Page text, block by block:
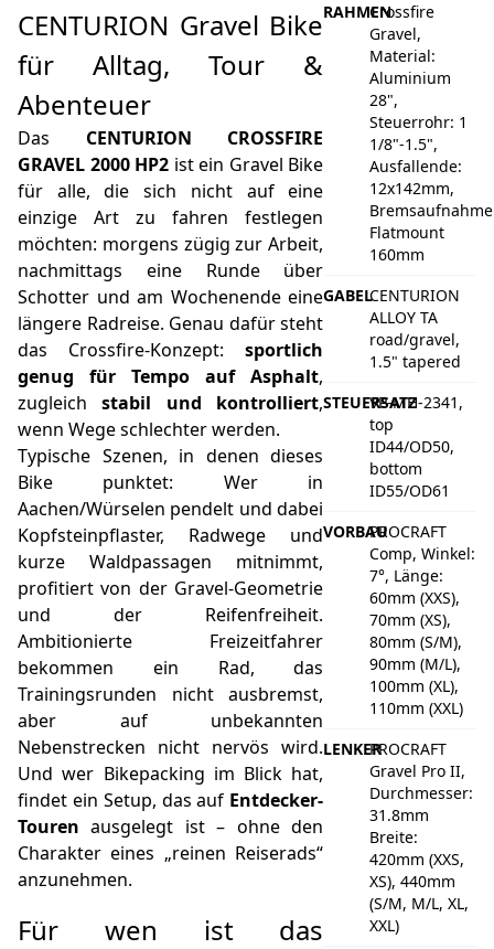
CENTURION Gravel Bike
für Alltag, Tour &
Abenteuer
Das CENTURION CROSSFIRE
GRAVEL 2000 HP2 ist ein Gravel Bike
für alle, die sich nicht auf eine
einzige Art zu fahren festlegen
möchten: morgens zügig zur Arbeit,
nachmittags eine Runde über
Schotter und am Wochenende eine
längere Radreise. Genau dafür steht
das Crossfire-Konzept:sportlich
genug für Tempo auf Asphalt,
zugleichstabil und kontrolliert,
wenn Wege schlechter werden.
Typische Szenen, in denen dieses
Bike punktet: Wer in
Aachen/Würselen pendelt und dabei
Kopfsteinpflaster, Radwege und
kurze Waldpassagen mitnimmt,
profitiert von der Gravel-Geometrie
und der Reifenfreiheit.
Ambitionierte Freizeitfahrer
bekommen ein Rad, das
Trainingsrunden nicht ausbremst,
aber auf unbekannten
Nebenstrecken nicht nervös wird.
Und wer Bikepacking im Blick hat,
findet ein Setup, das auf Entdecker-
Touren ausgelegt ist – ohne den
Charakter eines „reinen Reiserads“
anzunehmen.
Für wen ist das
RAHMENCrossfire
Gravel,
Material:
Aluminium
28",
Steuerrohr: 1
1/8"-1.5",
Ausfallende:
12x142mm,
Flatmount
160mm
GABELCENTURION
ALLOY TA
road/gravel,
1.5" tapered
STEUERSATZVP-MH-2341,
top
ID44/OD50,
bottom
ID55/OD61
VORBAUPROCRAFT
Comp, Winkel:
7°, Länge:
60mm (XXS),
70mm (XS),
80mm (S/M),
90mm (M/L),
100mm (XL),
110mm (XXL)
LENKERPROCRAFT
Gravel Pro II,
Durchmesser:
31.8mm
Breite:
420mm (XXS,
XS), 440mm
(S/M, M/L, XL,
XXL)